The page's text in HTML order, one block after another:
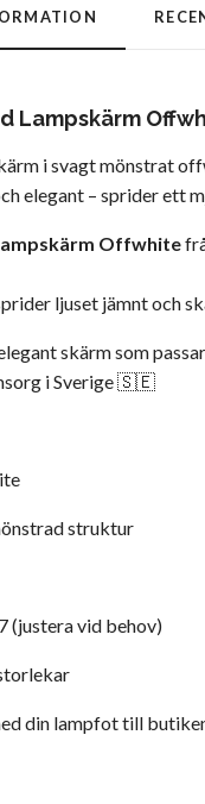
Lampskärm
i svagt mönstrat
elegant – sprider ett
Offwhite
ljuset jämnt och
skärm som
i Sverige 🇸🇪
struktur
(justera vid behov)
din lampfot till